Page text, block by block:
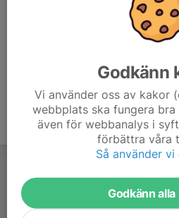
Godkänn
Vi använder oss av kakor
webbplats ska fungera
även för webbanalys i
förbättra våra
Så använder
Godkänn